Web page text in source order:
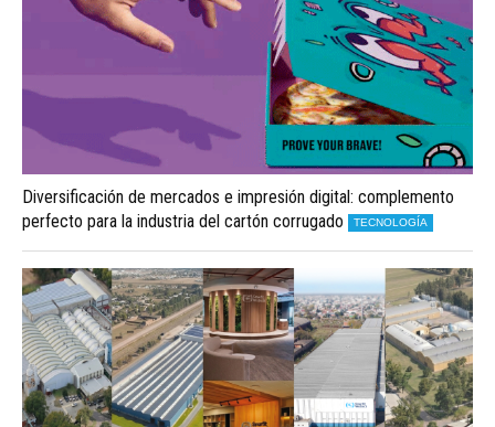
Diversificación de mercados e impresión digital: complemento
perfecto para la industria del cartón corrugado
TECNOLOGÍA